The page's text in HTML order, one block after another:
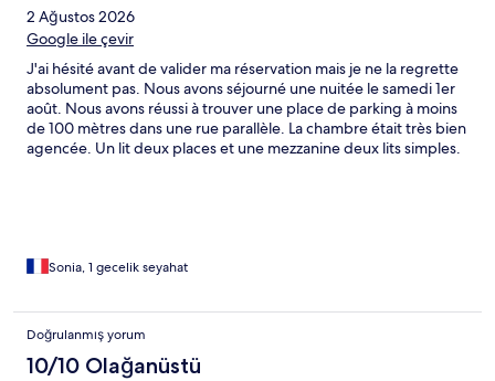
2 Ağustos 2026
Google ile çevir
J'ai hésité avant de valider ma réservation mais je ne la regrette
absolument pas. Nous avons séjourné une nuitée le samedi 1er
août. Nous avons réussi à trouver une place de parking à moins
de 100 mètres dans une rue parallèle. La chambre était très bien
agencée. Un lit deux places et une mezzanine deux lits simples.
végétalisés. Le personnel très agréable, serviable et accueillant.
authentique. Je recommande à 💯%.
Sonia, 1 gecelik seyahat
Doğrulanmış yorum
10/10 Olağanüstü